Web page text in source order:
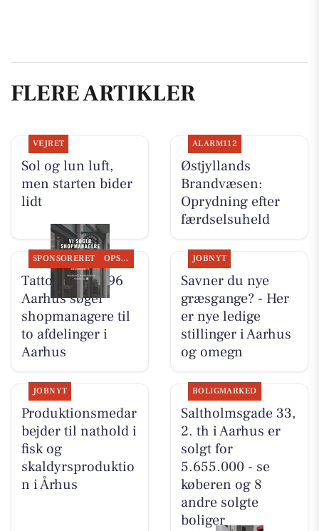
FLERE ARTIKLER
VEJRET
Sol og lun luft,
men starten bider
lidt
ALARM112
Østjyllands
Brandvæsen:
Oprydning efter
færdselsuheld
SPONSORERET OPSLAGSTAVLEN
Tattoo Studio 96
Aarhus søger
shopmanagere til
to afdelinger i
Aarhus
JOBNYT
Savner du nye
græsgange? - Her
er nye ledige
stillinger i Aarhus
og omegn
JOBNYT
Produktionsmedar
bejder til nathold i
fisk og
skaldyrsproduktio
n i Århus
BOLIGMARKED
Saltholmsgade 33,
2. th i Aarhus er
solgt for
5.655.000 - se
køberen og 8
andre solgte
boliger